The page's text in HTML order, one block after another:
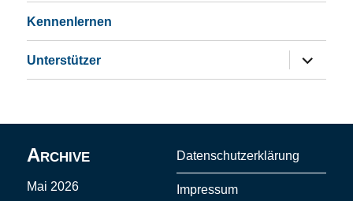
Kennenlernen
Unterstützer
öffnen
Archive
Mai 2026
Datenschutzerklärung
Impressum